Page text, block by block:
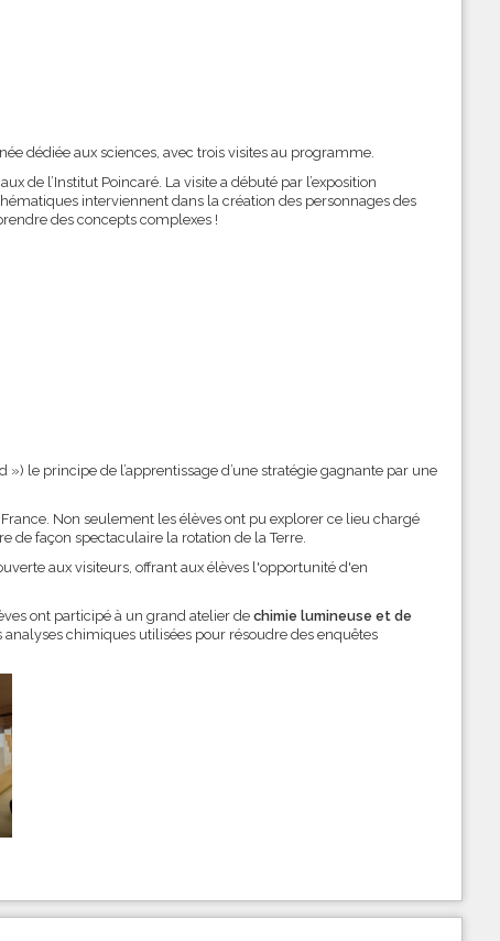
dédiée aux sciences, avec trois visites au programme.
de l’Institut Poincaré. La visite a débuté par l’exposition
interviennent dans la création des personnages des
des concepts complexes !
») le principe de l’apprentissage d’une stratégie gagnante par une
Non seulement les élèves ont pu explorer ce lieu chargé
de façon spectaculaire la rotation de la Terre.
aux visiteurs, offrant aux élèves l'opportunité d'en
ont participé à un grand atelier dechimie lumineuse et de
chimiques utilisées pour résoudre des enquêtes